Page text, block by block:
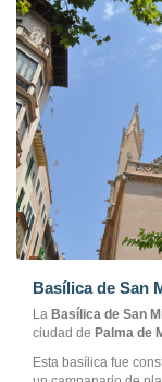
Basílica de San
La Basílica de San
ciudad de Palma de
Esta basílica fue